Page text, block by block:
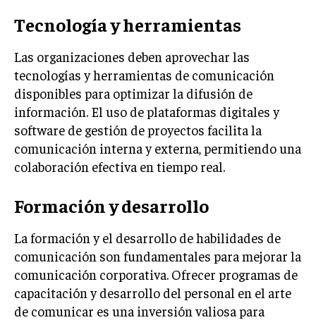
SOCIAL
BLOG
Acerca de Últimas entradas
Ricardo Serrano
Soy Ricardo Serrano, apasionado de la
experiencia, uso la palabra escrita para crear
estrategias de marketing exitosas. Amante de la
poesía y el ajedrez, siempre busco el enfoque creativo en cada
historia.
Aparece en periódicos digitales y domina los buscadores,
Infórmate aquí.
Tecnología y herramientas
Las organizaciones deben aprovechar las
tecnologías y herramientas de comunicación
disponibles para optimizar la difusión de
información. El uso de plataformas digitales y
software de gestión de proyectos facilita la
comunicación interna y externa, permitiendo una
colaboración efectiva en tiempo real.
Formación y desarrollo
La formación y el desarrollo de habilidades de
comunicación son fundamentales para mejorar la
comunicación corporativa. Ofrecer programas de
capacitación y desarrollo del personal en el arte
de comunicar es una inversión valiosa para